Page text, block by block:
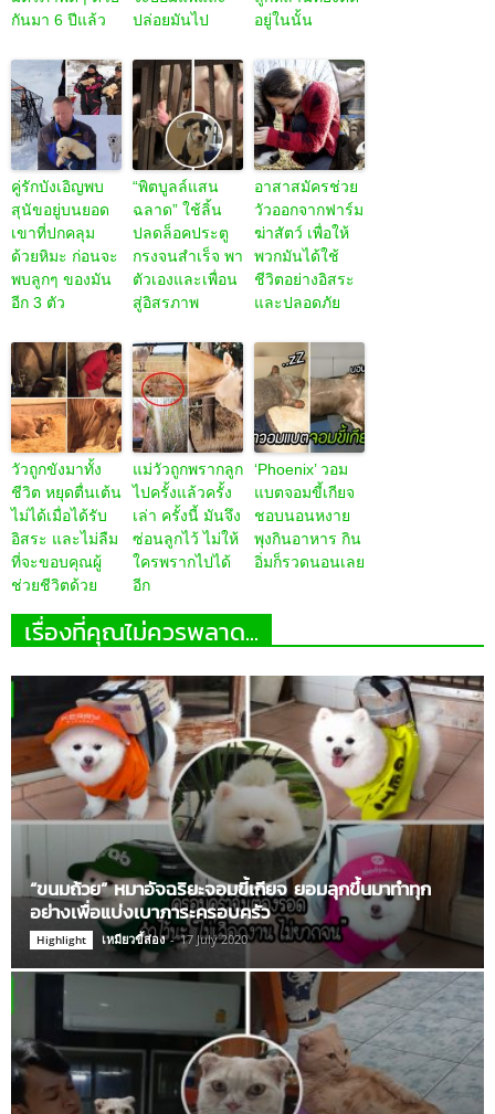
กันมา 6 ปีแล้ว
ปล่อยมันไป
อยู่ในนั้น
คู่รักบังเอิญพบ
สุนัขอยู่บนยอด
เขาที่ปกคลุม
ด้วยหิมะ ก่อนจะ
พบลูกๆ ของมัน
อีก 3 ตัว
“พิตบูลล์แสน
ฉลาด” ใช้ลิ้น
ปลดล็อคประตู
กรงจนสำเร็จ พา
ตัวเองและเพื่อน
สู่อิสรภาพ
อาสาสมัครช่วย
วัวออกจากฟาร์ม
ฆ่าสัตว์ เพื่อให้
พวกมันได้ใช้
ชีวิตอย่างอิสระ
และปลอดภัย
วัวถูกขังมาทั้ง
ชีวิต หยุดตื่นเต้น
ไม่ได้เมื่อได้รับ
อิสระ และไม่ลืม
ที่จะขอบคุณผู้
ช่วยชีวิตด้วย
แม่วัวถูกพรากลูก
ไปครั้งแล้วครั้ง
เล่า ครั้งนี้ มันจึง
ซ่อนลูกไว้ ไม่ให้
ใครพรากไปได้
อีก
‘Phoenix’ วอม
แบตจอมขี้เกียจ
ชอบนอนหงาย
พุงกินอาหาร กิน
อิ่มก็รวดนอนเลย
เรื่องที่คุณไม่ควรพลาด...
“ขนมถ้วย” หมาอัจฉริยะจอมขี้เกียจ ยอมลุกขึ้นมาทำทุก
อย่างเพื่อแบ่งเบาภาระครอบครัว
Highlight เหมียวขี้ส่อง - 17 July 2020